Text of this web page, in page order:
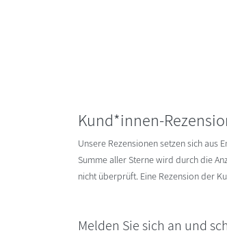
Kund*innen-
Unsere Rezensionen setzen sich aus
Summe aller Sterne wird durch die
nicht überprüft. Eine Rezension der
Melden Sie sich an und